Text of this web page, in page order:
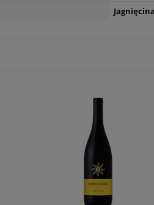
Jagnięcina